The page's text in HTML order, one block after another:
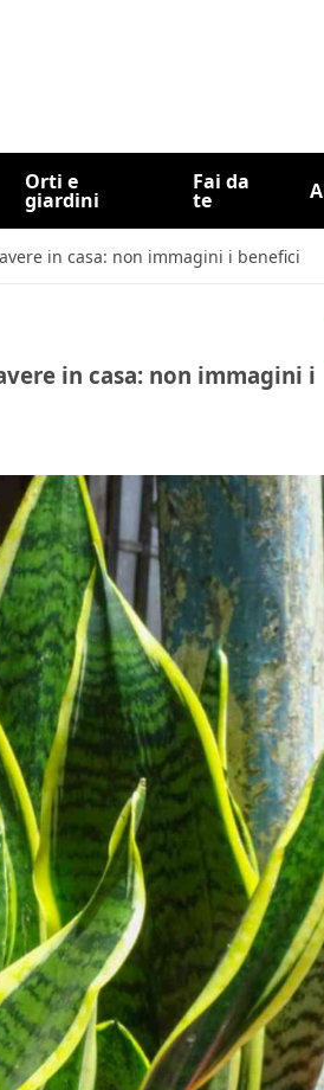
Orti e
giardini
Fai da
te
in casa: non immagini i benefici
in casa: non immagini i